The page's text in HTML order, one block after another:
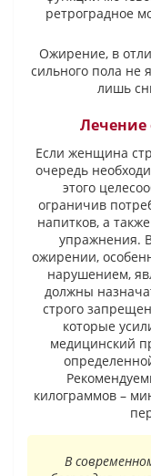
ретроградное
Ожирение, в
сильного пола не
лишь
Лечение
Если женщина
очередь
этого
ограничив
напитков, а
упражнения.
ожирении,
нарушением,
должны
строго
которые
медицинский
килограммов –
В